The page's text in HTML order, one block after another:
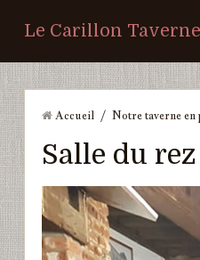
Le Carillon
Accueil / Notre taverne en
Salle du